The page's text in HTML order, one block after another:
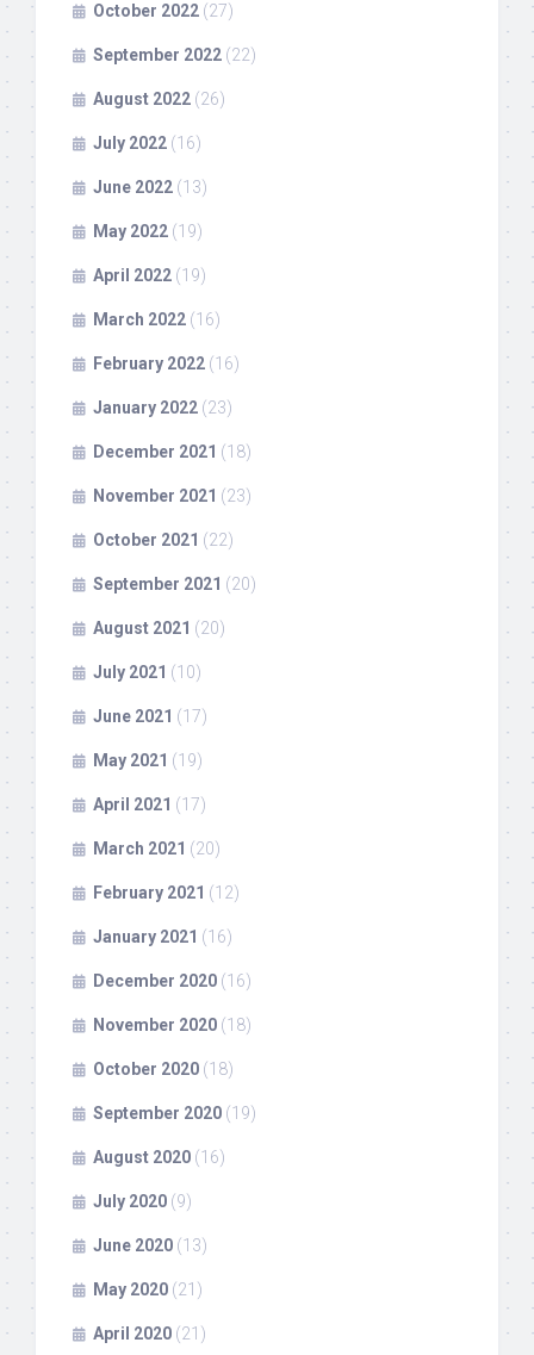
October 2022 (27)
September 2022 (22)
August 2022 (26)
July 2022 (16)
June 2022 (13)
May 2022 (19)
April 2022 (19)
March 2022 (16)
February 2022 (16)
January 2022 (23)
December 2021 (18)
November 2021 (23)
October 2021 (22)
September 2021 (20)
August 2021 (20)
July 2021 (10)
June 2021 (17)
May 2021 (19)
April 2021 (17)
March 2021 (20)
February 2021 (12)
January 2021 (16)
December 2020 (16)
November 2020 (18)
October 2020 (18)
September 2020 (19)
August 2020 (16)
July 2020 (9)
June 2020 (13)
May 2020 (21)
April 2020 (21)